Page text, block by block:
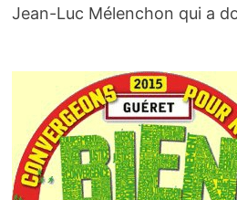
Jean-Luc Mélenchon qui a